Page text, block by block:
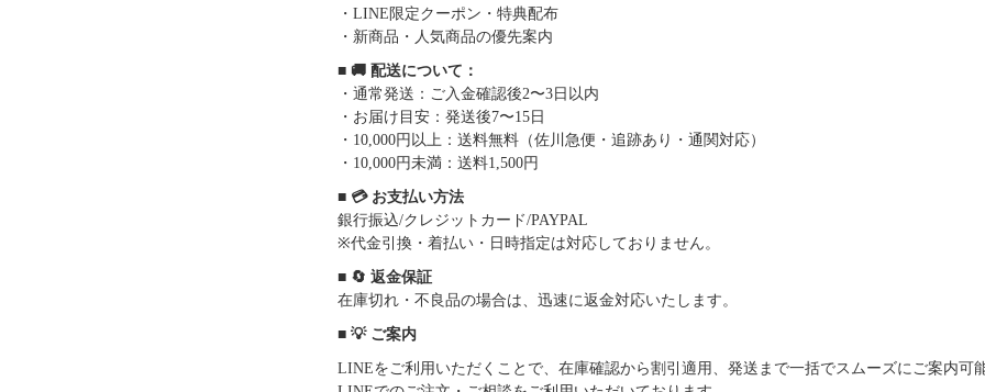
・LINE限定クーポン・特典配布
・新商品・人気商品の優先案内
■ 🚚 配送について：
・通常発送：ご入金確認後2〜3日以内
・お届け目安：発送後7〜15日
・10,000円以上：送料無料（佐川急便・追跡あり・通関対応）
・10,000円未満：送料1,500円
■ 💳 お支払い方法
銀行振込/クレジットカード/PAYPAL
※代金引換・着払い・日時指定は対応しておりません。
■ 🔄 返金保証
在庫切れ・不良品の場合は、迅速に返金対応いたします。
■ 💡 ご案内
LINEをご利用いただくことで、在庫確認から割引適用、発送まで一括でスムーズにご案内可